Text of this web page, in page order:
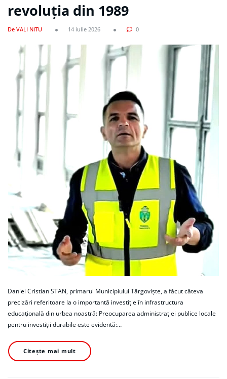
revoluția din 1989
De VALI NITU 14 iulie 2026 0
Daniel Cristian STAN, primarul Municipiului Târgoviște, a făcut câteva
precizări referitoare la o importantă investiție în infrastructura
educațională din urbea noastră: Preocuparea administrației publice locale
pentru investiții durabile este evidentă:…
Citește mai mult